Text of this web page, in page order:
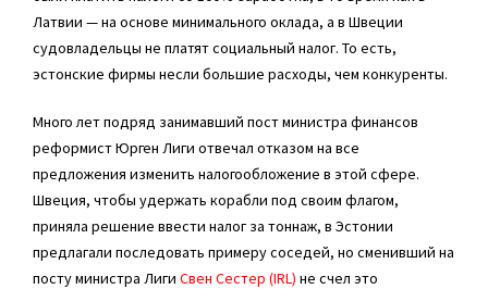
Латвии — на основе минимального оклада, а в Швеции
судовладельцы не платят социальный налог. То есть,
эстонские фирмы несли большие расходы, чем конкуренты.
Много лет подряд занимавший пост министра финансов
реформист Юрген Лиги отвечал отказом на все
предложения изменить налогообложение в этой сфере.
Швеция, чтобы удержать корабли под своим флагом,
приняла решение ввести налог за тоннаж, в Эстонии
предлагали последовать примеру соседей, но сменивший на
посту министра Лиги Свен Сестер (IRL) не счел это